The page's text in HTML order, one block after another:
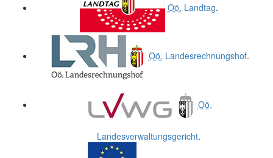
Oö. Landtag.
Oö. Landesrechnungshof.
Oö.
Landesverwaltungsgericht.